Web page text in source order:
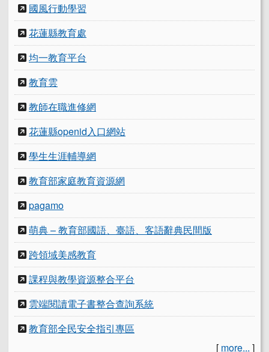
國風行動學習
花蓮縣教育處
均一教育平台
教育雲
教師在職進修網
花蓮縣openid入口網站
學生生涯輔導網
教育部家庭教育資源網
pagamo
萌典 – 教育部國語、臺語、客語辭典民間版
跨領域美感教育
課程與教學資源整合平台
雲端閱讀電子書整合查詢系統
教育部全民安全指引專區
[ more... ]